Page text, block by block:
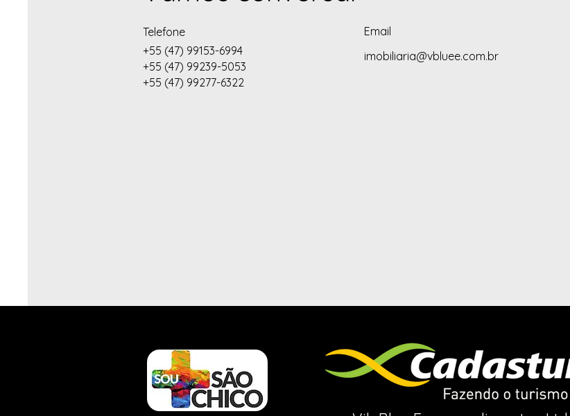
Telefone
+55 (47) 99153-6994
+55 (47) 99239-5053
+55 (47) 99277-6322
Email
imobiliaria@vbluee.com.br